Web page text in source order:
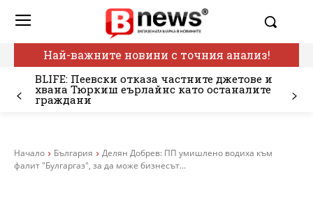
Най-важните новини с точния анализ!
BLIFE: Пеевски отказа частните джетове и
хвана Тюркиш еърлайнс като останалите
граждани
Начало България
Делян Добрев: ПП умишлено водиха към
фалит "Булгаргаз", за да може бизнесът...